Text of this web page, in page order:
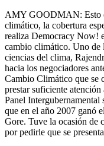
AMY GOODMAN: Esto
climático, la cobertura
realiza Democracy Now!
cambio climático. Uno de
ciencias del clima,
hacia los negociadores
Cambio Climático que se
prestar suficiente
Panel
que en el año 2007 ganó
Gore. Tuve la ocasión de
por pedirle que se